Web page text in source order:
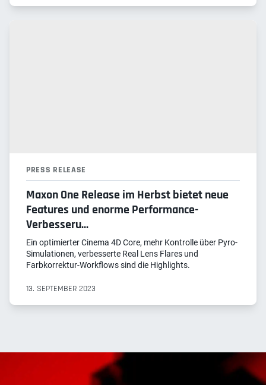
PRESS RELEASE
Maxon One Release im Herbst bietet neue
Features und enorme Performance-
Verbesseru...
Ein optimierter Cinema 4D Core, mehr Kontrolle über Pyro-
Simulationen, verbesserte Real Lens Flares und
Farbkorrektur-Workflows sind die Highlights.
13. SEPTEMBER 2023